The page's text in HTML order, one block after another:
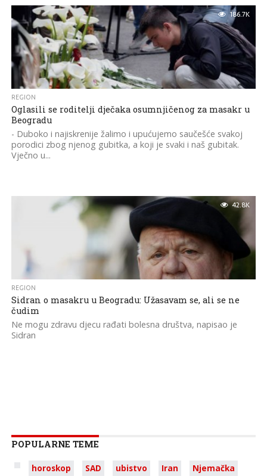
186.7K
REGION
Oglasili se roditelji dječaka osumnjičenog za masakr u
Beogradu
- Duboko i najiskrenije žalimo i upućujemo saučešće svakoj
porodici zbog njenog gubitka, a koji je svaki i naš gubitak.
Vječno u...
42.8K
REGION
Sidran o masakru u Beogradu: Užasavam se, ali se ne
čudim
Ne mogu zdravu djecu rađati bolesna društva, napisao je
Sidran
POPULARNE TEME
horoskop SAD ubistvo Iran
Njemačka